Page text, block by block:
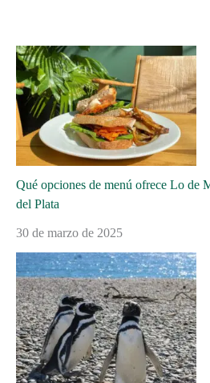
Qué opciones de menú ofrece Lo de
del Plata
30 de marzo de 2025